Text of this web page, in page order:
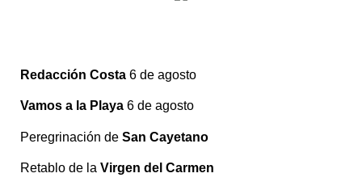
Redacción Costa 6 de agosto
Vamos a la Playa 6 de agosto
Peregrinación de San Cayetano
Retablo de la Virgen del Carmen